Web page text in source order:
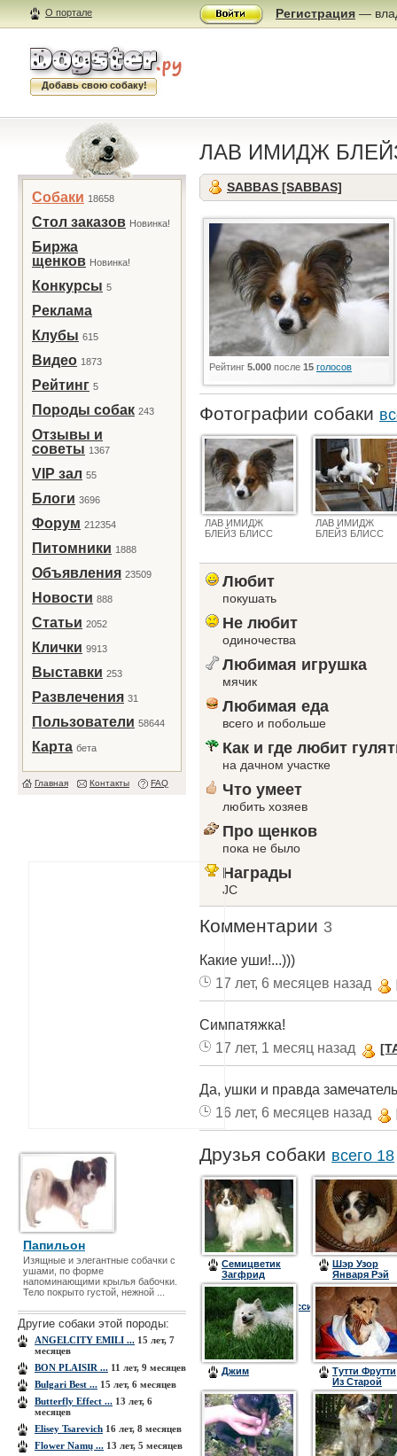
О портале Регистрация —
Добавь свою собаку!
Собаки 18658
Стол заказов Новинка!
Биржа
щенков Новинка!
Конкурсы 5
Реклама
Клубы 615
Видео 1873
Рейтинг 5
Породы собак 243
Отзывы и
советы 1367
VIP зал 55
Блоги 3696
Форум 212354
Питомники 1888
Объявления 23509
Новости 888
Статьи 2052
Клички 9913
Выставки 253
Развлечения 31
Пользователи 58644
Карта бета
Главная Контакты FAQ
Папильон
Изящные и элегантные собачки с
ушами, по форме
напоминающими крылья бабочки.
Тело покрыто густой, нежной ...
Другие собаки этой породы:
ANGELCITY EMILI ... 15 лет, 7
месяцев
BON PLAISIR ... 11 лет, 9 месяцев
Bulgari Best ... 15 лет, 6 месяцев
Butterfly Effect ... 13 лет, 6
месяцев
Elisey Tsarevich 16 лет, 8 месяцев
Flower Namų ... 13 лет, 5 месяцев
ЛАВ ИМИДЖ
SABBAS [SABBAS]
Рейтинг 5.000 после 15 голосов
Фотографии собаки
ЛАВ ИМИДЖ
БЛЕЙЗ БЛИСС
ЛАВ ИМИДЖ
БЛЕЙЗ БЛИСС
Любит
покушать
Не любит
одиночества
Любимая игрушка
мячик
Любимая еда
всего и побольше
Как и где любит
на дачном участке
Что умеет
любить хозяев
Про щенков
пока не было
Награды
JC
Комментарии 3
Какие уши!...)))
17 лет, 6 месяцев назад
Симпатяжка!
17 лет, 1 месяц назад
Да, ушки и правда
16 лет, 6 месяцев назад
Друзья собаки всего 18
Семицветик
Загфрид
Леонидас
Стайл-
ЮЧРоссии,ЧРоссии
Шэр Узор
Января Рэй
Джим
Тутти Фрутти
Из Старой
Шуи (
Джессика )